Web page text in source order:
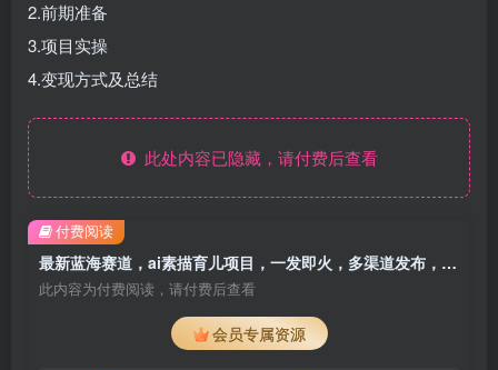
2.前期准备
3.项目实操
4.变现方式及总结
此处内容已隐藏，请付费后查看
最新蓝海赛道，ai素描育儿项目，一发即火，多渠道发布，日入1000
此内容为付费阅读，请付费后查看
会员专属资源
付费阅读